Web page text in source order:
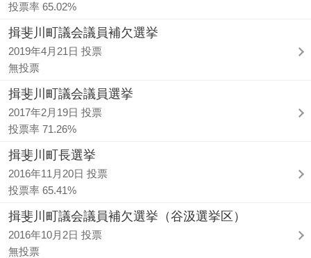
投票率 65.02%
揖斐川町議会議員補欠選挙
2019年4月21日 投票
無投票
揖斐川町議会議員選挙
2017年2月19日 投票
投票率 71.26%
揖斐川町長選挙
2016年11月20日 投票
投票率 65.41%
揖斐川町議会議員補欠選挙（谷汲選挙区）
2016年10月2日 投票
無投票